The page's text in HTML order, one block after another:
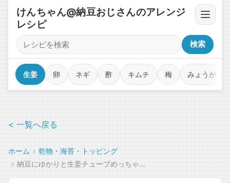
けんちゃん@納豆おじさんのアレンジ
レシピ
卵・豆腐・ネバネバ
薬味・香味野菜
調味料・オイル・タレ
乾物・海苔・トッピング
検索
生姜 卵 ネギ 酢 キムチ 梅 みょうが
< 一覧へ戻る
ホーム
乾物・海苔・トッピング
納豆にゆかりと生姜チューブめっちゃ美味い